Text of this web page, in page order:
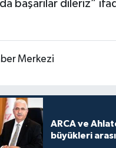
başarılar dileriz”
Merkezi
ARCA ve
büyükleri